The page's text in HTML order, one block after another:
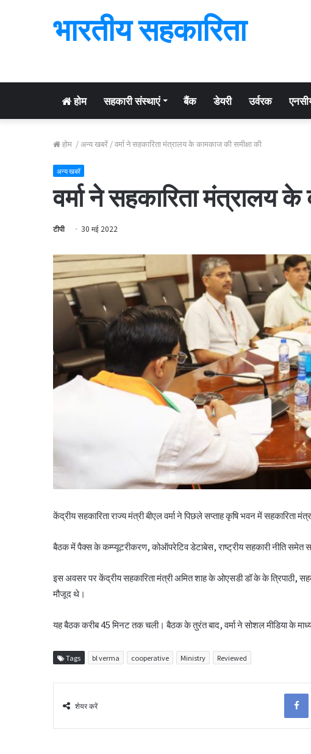
भारतीय सहकारिता
होम सहकारी संस्थाएं बैंक डेयरी उर्वरक
होम /अन्य खबरें /वर्मा ने सहकारिता मंत्रालय के कामकाज की समीक्षा की
अन्य खबरें
वर्मा ने सहकारिता मंत्रालय
टीपी 30 मई 2022
केंद्रीय सहकारिता राज्य मंत्री बीएल वर्मा ने पिछले सप्ताह कृषि भवन में सहकारिता
बैठक में पैक्स के कम्प्यूटरीकरण, कोऑपरेटिव डेटाबेस, राष्ट्रीय सहकारी नीति समेत
इस अवसर पर केंद्रीय सहकारिता मंत्री अमित शाह के ओएसडी डॉ के के त्रिपाठी,
मौजूद थे।
यह बैठक करीब 45 मिनट तक चली। बैठक के तुरंत बाद, वर्मा ने सोशल मीडिया के
Tags bl verma cooperative Ministry Reviewed
शेयर करें